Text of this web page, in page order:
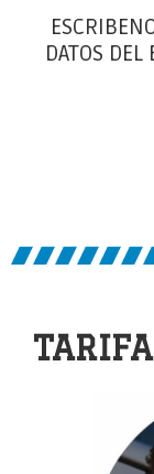
DATOS